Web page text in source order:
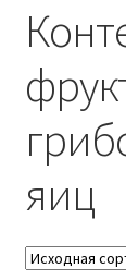
Корзина
Оформление
яиц